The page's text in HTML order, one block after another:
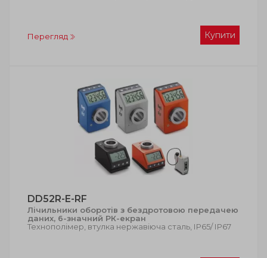
Перегляд Купити
DD52R-E-RF
Лічильники оборотів з бездротовою передачею
даних, 6-значний РК-екран
Технополімер, втулка нержавіюча сталь, ІР65/ ІР67